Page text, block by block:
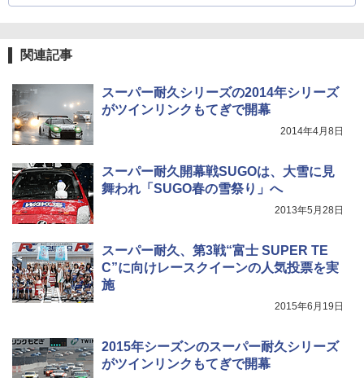
関連記事
スーパー耐久シリーズの2014年シリーズ
がツインリンクもてぎで開幕
2014年4月8日
スーパー耐久開幕戦SUGOは、大雪に見
舞われ「SUGO春の雪祭り」へ
2013年5月28日
スーパー耐久、第3戦“富士 SUPER TE
C”に向けレースクイーンの人気投票を実
施
2015年6月19日
2015年シーズンのスーパー耐久シリーズ
がツインリンクもてぎで開幕